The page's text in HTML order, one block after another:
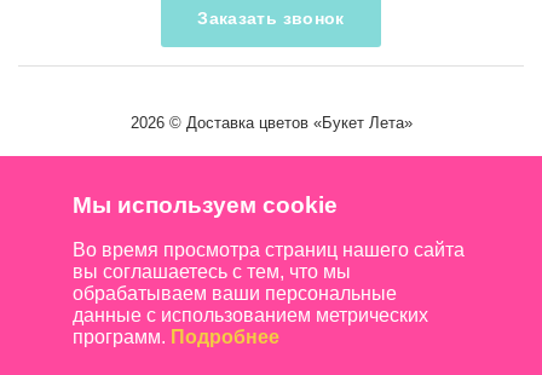
Заказать звонок
2026 © Доставка цветов«Букет Лета»
Мы используем cookie
Во время просмотра страниц нашего сайта
вы соглашаетесь с тем, что мы
обрабатываем ваши персональные
данные с использованием метрических
программ. Подробнее